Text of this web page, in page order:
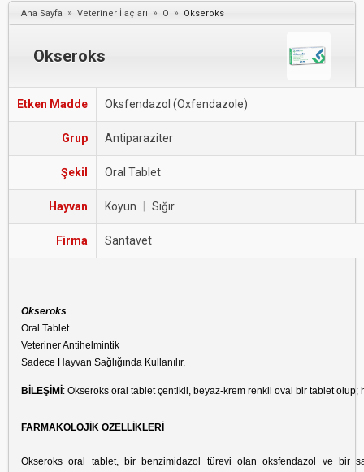
karbapenemdir.
Ana Sayfa » Veteriner İlaçları » O » Okseroks
Okseroks
Etken Madde Oksfendazol (Oxfendazole)
Grup Antiparaziter
Şekil Oral Tablet
Hayvan Koyun Sığır
Firma Santavet
Okseroks
Oral Tablet
Veteriner Antihelmintik
Sadece Hayvan Sağlığında Kullanılır.
BİLEŞİMİ : Okseroks oral tablet çentikli, beyaz-krem renkli oval bir tablet
FARMAKOLOJİK ÖZELLİKLERİ
Okseroks oral tablet, bir benzimidazol türevi olan oksfendazol ve bir